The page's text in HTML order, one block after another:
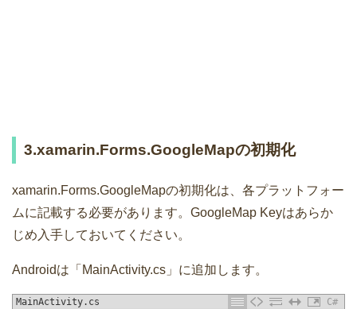
3.xamarin.Forms.GoogleMapの初期化
xamarin.Forms.GoogleMapの初期化は、各プラットフォー
ムに記載する必要があります。GoogleMap Keyはあらか
じめ入手しておいてください。
Androidは「MainActivity.cs」に追加します。
MainActivity.cs
C#